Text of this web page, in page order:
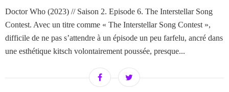
Doctor Who (2023) // Saison 2. Episode 6. The Interstellar Song
Contest. Avec un titre comme « The Interstellar Song Contest »,
difficile de ne pas s’attendre à un épisode un peu farfelu, ancré dans
une esthétique kitsch volontairement poussée, presque...